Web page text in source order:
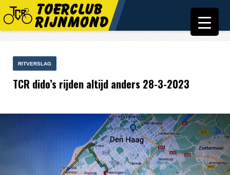
RITVERSLAG
TCR dido’s rijden altijd anders 28-3-2023